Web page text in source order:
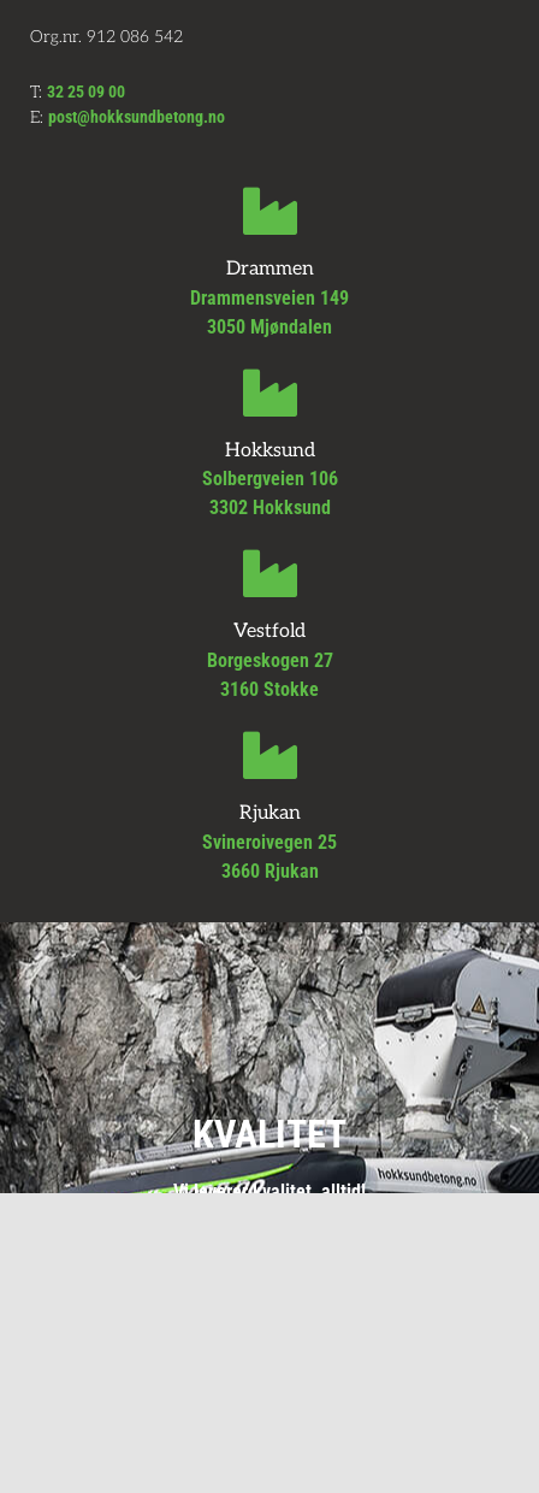
Org.nr. 912 086 542
T: 32 25 09 00
E: post@hokksundbetong.no
Drammen
Drammensveien 149
3050 Mjøndalen
Hokksund
Solbergveien 106
3302 Hokksund
Vestfold
Borgeskogen 27
3160 Stokke
Rjukan
Svineroivegen 25
3660 Rjukan
KVALITET
Vi leverer kvalitet, alltid!